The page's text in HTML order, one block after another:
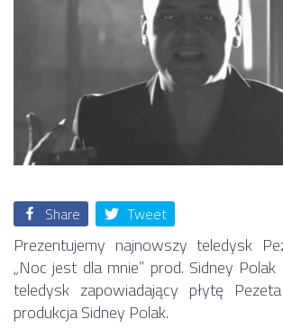
Share Tweet
Prezentujemy najnowszy teledysk
„Noc jest dla mnie” prod. Sidney
teledysk zapowiadający płytę
produkcja Sidney Polak.